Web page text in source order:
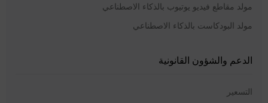
مولد مقاطع فيديو يوتيوب بالذكاء الاصطناعي
مولد البودكاست بالذكاء الاصطناعي
الدعم والشؤون القانونية
التسعير